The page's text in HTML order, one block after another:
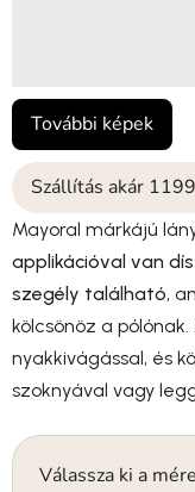
Szállítás akár
Mayoral márkájú
applikációval van
szegély található,
kölcsönöz a
nyakkivágással, és
szoknyával vagy
Válassza ki a
További képek